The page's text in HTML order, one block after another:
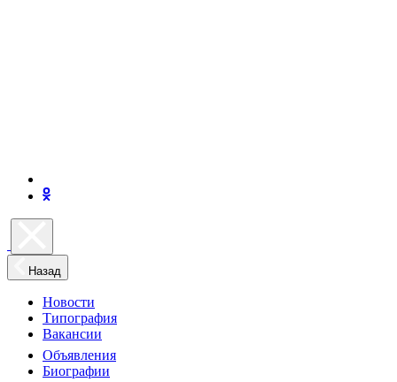
Назад
Новости
Типография
Вакансии
Объявления
Биографии